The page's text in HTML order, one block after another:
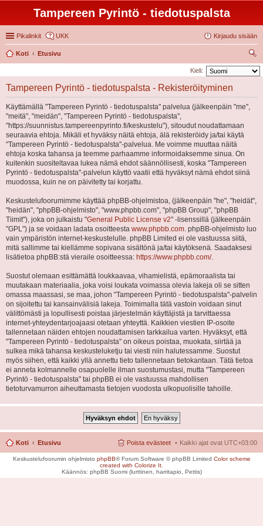
Tampereen Pyrintö - tiedotuspalsta
Pikalinkit UKK Kirjaudu sisään
Koti
Etusivu
tsi
Kieli:
Tampereen Pyrintö - tiedotuspalsta - Rekisteröityminen
Käyttämällä "Tampereen Pyrintö - tiedotuspalsta" palvelua (jälkeenpäin "me",
"meitä", "meidän", "Tampereen Pyrintö - tiedotuspalsta",
"https://suunnistus.tampereenpyrinto.fi/keskustelu"), sitoudut noudattamaan
seuraavia ehtoja. Mikäli et hyväksy näitä ehtoja, älä rekisteröidy ja/tai käytä
"Tampereen Pyrintö - tiedotuspalsta"-palvelua. Me voimme muuttaa näitä
ehtoja koska tahansa ja teemme parhaamme informoidaksemme sinua. On
kuitenkin suositeltavaa lukea nämä ehdot säännöllisesti, koska "Tampereen
Pyrintö - tiedotuspalsta"-palvelun käyttö vaatii että hyväksyt nämä ehdot siinä
muodossa, kuin ne on päivitetty tai korjattu.
Keskustelufoorumimme käyttää phpBB-ohjelmistoa, (jälkeenpäin "he", "heidät",
"heidän", "phpBB-ohjelmisto", "www.phpbb.com", "phpBB Group", "phpBB
Tiimit"), joka on julkaistu "General Public License v2" -lisenssillä (jälkeenpäin
"GPL") ja se voidaan ladata osoitteesta www.phpbb.com. phpBB-ohjelmisto luo
vain ympäristön internet-keskustelulle. phpBB Limited ei ole vastuussa siitä,
mitä sallimme tai kiellämme sopivana sisältönä ja/tai käytöksenä. Saadaksesi
lisätietoa phpBB:stä vieraile osoitteessa: https://www.phpbb.com/.
Suostut olemaan esittämättä loukkaavaa, vihamielistä, epämoraalista tai
muutakaan materiaalia, joka voisi loukata voimassa olevia lakeja oli se sitten
omassa maassasi, se maa, johon "Tampereen Pyrintö - tiedotuspalsta"-palvelin
on sijoitettu tai kansainvälisiä lakeja. Toimimalla tätä vastoin voidaan sinut
välittömästi ja lopullisesti poistaa järjestelmän käyttäjistä ja tarvittaessa
internet-yhteydentarjoajaasi otetaan yhteyttä. Kaikkien viestien IP-osoite
tallennetaan näiden ehtojen noudattamisen tarkkailua varten. Hyväksyt, että
"Tampereen Pyrintö - tiedotuspalsta" on oikeus poistaa, muokata, siirtää ja
sulkea mikä tahansa keskusteluketju tai viesti niin halutessamme. Suostut
myös siihen, että kaikki yllä annettu tieto tallennetaan tietokantaan. Tätä tietoa
ei anneta kolmannelle osapuolelle ilman suostumustasi, mutta "Tampereen
Pyrintö - tiedotuspalsta" tai phpBB ei ole vastuussa mahdollisen
tietoturvamurron aiheuttamasta tietojen vuodosta ulkopuolisille tahoille.
Koti Etusivu Kaikki ajat ovat UTC+03:00
Poista evästeet
Keskustelufoorumin ohjelmisto phpBB® Forum Software © phpBB Limited Color scheme
created with Colorize It
Käännös: phpBB Suomi (lurttinen, harritapio, Pettis)